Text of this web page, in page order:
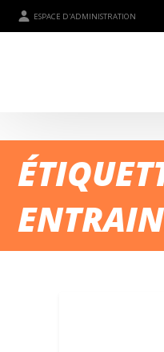
ESPACE D'ADMINISTRATION